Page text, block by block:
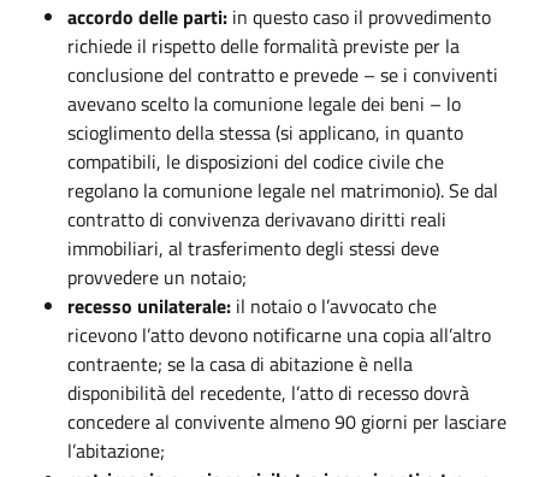
accordo delle parti: in questo caso il provvedimento
richiede il rispetto delle formalità previste per la
conclusione del contratto e prevede – se i conviventi
avevano scelto la comunione legale dei beni – lo
scioglimento della stessa (si applicano, in quanto
compatibili, le disposizioni del codice civile che
regolano la comunione legale nel matrimonio). Se dal
contratto di convivenza derivavano diritti reali
immobiliari, al trasferimento degli stessi deve
provvedere un notaio;
recesso unilaterale: il notaio o l’avvocato che
ricevono l’atto devono notificarne una copia all’altro
contraente; se la casa di abitazione è nella
disponibilità del recedente, l’atto di recesso dovrà
concedere al convivente almeno 90 giorni per lasciare
l’abitazione;